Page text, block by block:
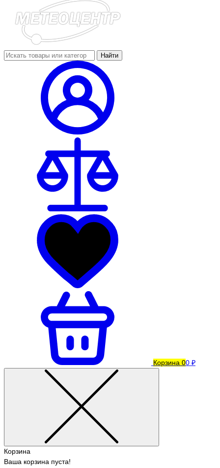
Найти
Корзина 00 ₽
Корзина
Ваша корзина пуста!